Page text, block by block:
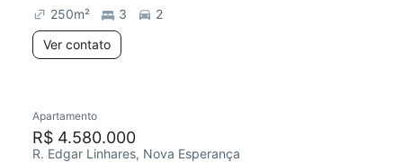
250m² 3
2
Ver contato
Redecorar
Apartamento
R$ 4.580.000
R. Edgar Linhares, Nova Esperança